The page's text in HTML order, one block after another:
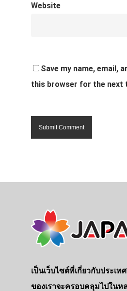
Website
Save my name, email,
this browser for the next
เป็นเว็บไซต์ที่เกี่ยวกับประเ
ของเราจะครอบคลุมไปในห